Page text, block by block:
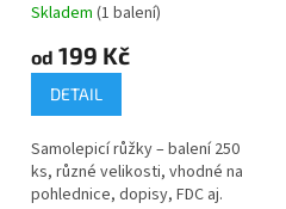
Skladem (1 balení)
od 199 Kč
DETAIL
Samolepicí růžky – balení 250
ks, různé velikosti, vhodné na
pohlednice, dopisy, FDC aj.